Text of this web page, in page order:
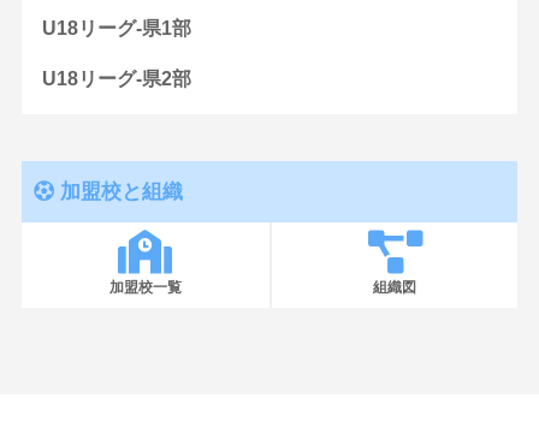
U18リーグ-県1部
U18リーグ-県2部
加盟校と組織
加盟校一覧 組織図